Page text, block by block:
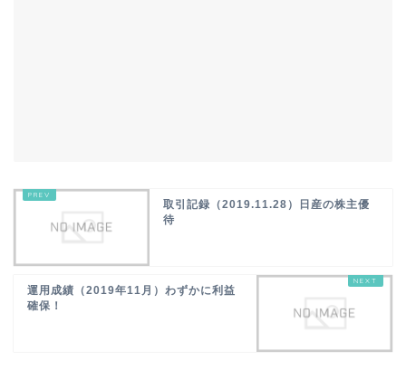
取引記録（2019.11.28）日産の株主優
待
運用成績（2019年11月）わずかに利益
確保！